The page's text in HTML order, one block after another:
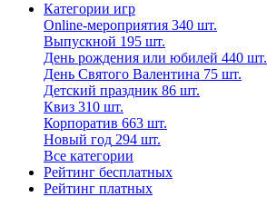
Категории игр
Online-мероприятия 340 шт.
Выпускной 195 шт.
День рождения или юбилей 440 шт.
День Святого Валентина 75 шт.
Детский праздник 86 шт.
Квиз 310 шт.
Корпоратив 663 шт.
Новый год 294 шт.
Все категории
Рейтинг бесплатных
Рейтинг платных